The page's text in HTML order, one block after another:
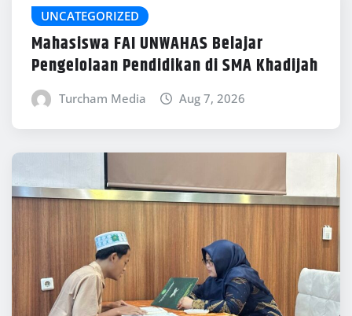
UNCATEGORIZED
Mahasiswa FAI UNWAHAS Belajar
Pengelolaan Pendidikan di SMA Khadijah
Turcham Media Aug 7, 2026